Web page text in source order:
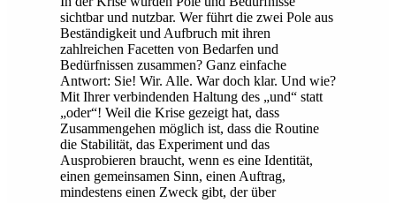
sichtbar und nutzbar. Wer führt die zwei Pole aus
Beständigkeit und Aufbruch mit ihren
zahlreichen Facetten von Bedarfen und
Bedürfnissen zusammen? Ganz einfache
Antwort: Sie! Wir. Alle. War doch klar. Und wie?
Mit Ihrer verbindenden Haltung des „und“ statt
„oder“! Weil die Krise gezeigt hat, dass
Zusammengehen möglich ist, dass die Routine
die Stabilität, das Experiment und das
Ausprobieren braucht, wenn es eine Identität,
einen gemeinsamen Sinn, einen Auftrag,
mindestens einen Zweck gibt, der über